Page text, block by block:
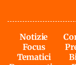
Notizie
Focus
Tematici